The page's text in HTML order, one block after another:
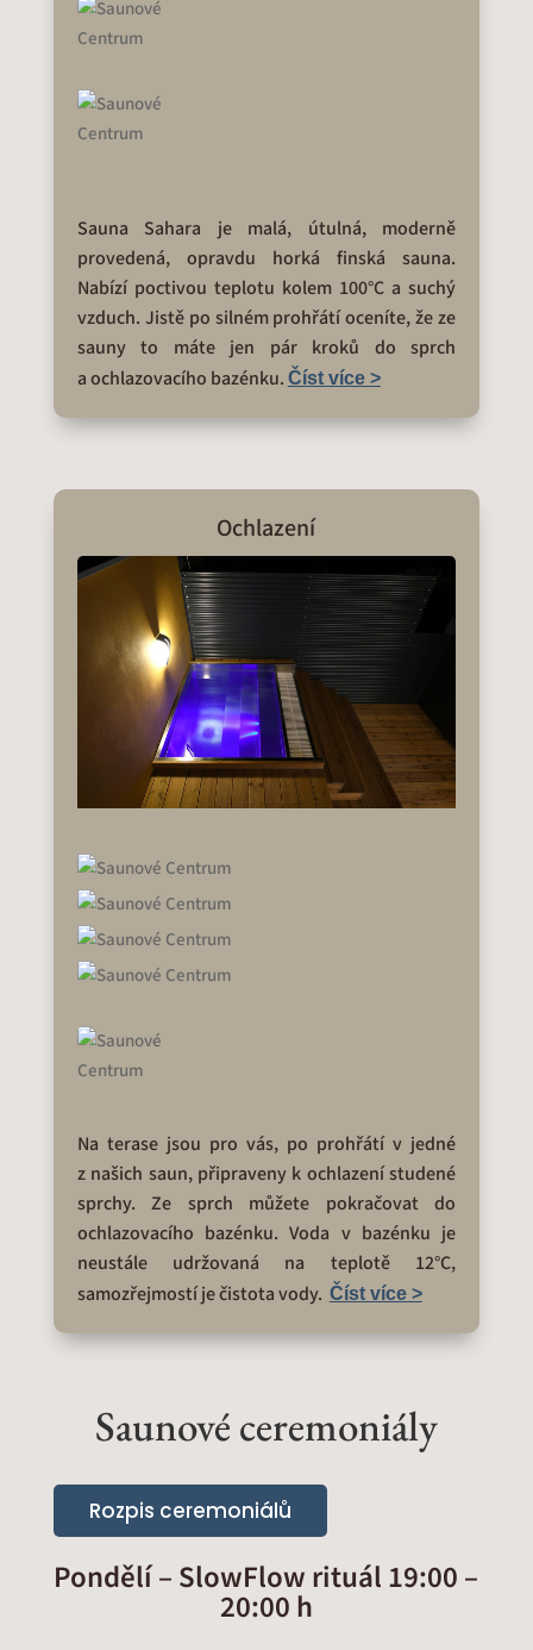
Sauna Sahara je malá, útulná, moderně
provedená, opravdu horká finská sauna.
Nabízí poctivou teplotu kolem 100°C a suchý
vzduch. Jistě po silném prohřátí oceníte, že ze
sauny to máte jen pár kroků do sprch
a ochlazovacího bazénku. Číst více >
Ochlazení
Na terase jsou pro vás, po prohřátí v jedné
z našich saun, připraveny k ochlazení studené
sprchy. Ze sprch můžete pokračovat do
ochlazovacího bazénku. Voda v bazénku je
neustále udržovaná na teplotě 12°C,
samozřejmostí je čistota vody.Číst více >
Saunové ceremoniály
Rozpis ceremoniálů
Pondělí – SlowFlow rituál 19:00 –
20:00 h